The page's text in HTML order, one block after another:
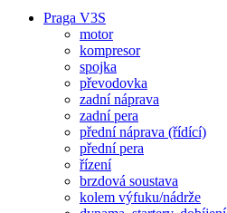
Praga V3S
motor
kompresor
spojka
převodovka
zadní náprava
zadní pera
přední náprava (řídící)
přední pera
řízení
brzdová soustava
kolem výfuku/nádrže